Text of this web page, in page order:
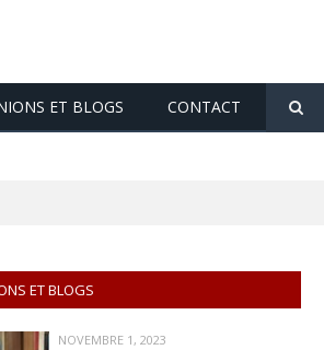
ET BLOGS CONTACT
ET BLOGS
NOVEMBRE 1, 2023